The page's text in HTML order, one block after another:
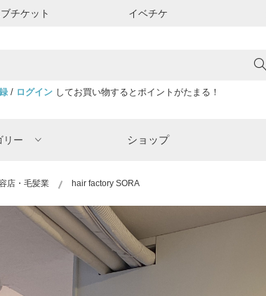
チケット イベチケ
/ ログインしてお買い物するとポイントがたまる！
リー ショップ
店・毛髪業 hair factory SORA